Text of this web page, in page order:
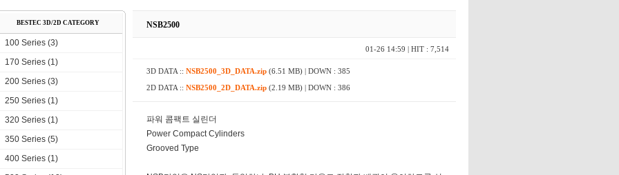
BESTEC 3D/2D CATEGORY
100 Series (3)
170 Series (1)
200 Series (3)
250 Series (1)
320 Series (1)
350 Series (5)
400 Series (1)
NSB2500
01-26 14:59 | HIT : 7,514
3D DATA :: NSB2500_3D_DATA.zip(6.51 MB)| DOWN : 385
2D DATA :: NSB2500_2D_DATA.zip(2.19 MB)| DOWN : 386
파워 콤팩트 실린더
Power Compact Cylinders
Grooved Type